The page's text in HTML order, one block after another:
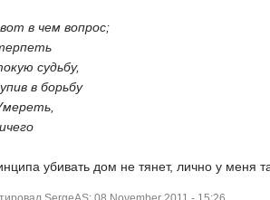
в чем вопрос;
судьбу,
в борьбу
убивать дом не тянет, лично у меня